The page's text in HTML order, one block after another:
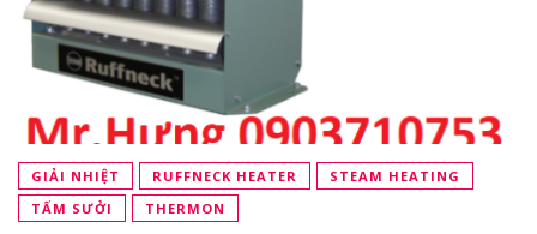
GIẢI NHIỆT RUFFNECK HEATER
STEAM HEATING
TẤM SƯỞI
THERMON